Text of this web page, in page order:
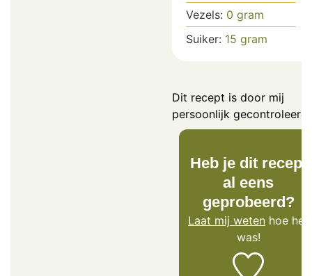
Vezels: 0 gram
Suiker: 15 gram
Dit recept is door mij
persoonlijk gecontroleerd.
Heb je dit recept
al eens
geprobeerd?
Laat mij weten hoe het
was!